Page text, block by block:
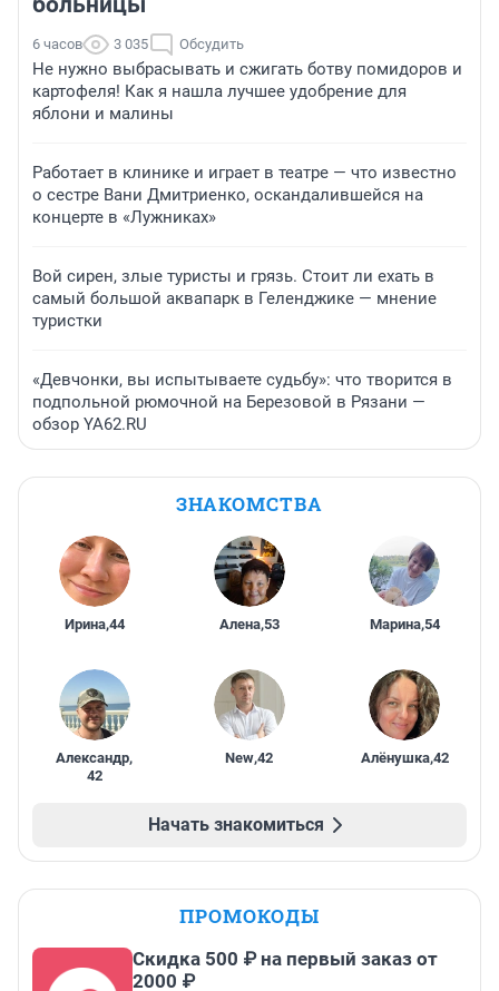
6 часов 3 035 Обсудить
Не нужно выбрасывать и сжигать ботву помидоров и
картофеля! Как я нашла лучшее удобрение для
яблони и малины
Работает в клинике и играет в театре — что известно
о сестре Вани Дмитриенко, оскандалившейся на
концерте в «Лужниках»
Вой сирен, злые туристы и грязь. Стоит ли ехать в
самый большой аквапарк в Геленджике — мнение
туристки
«Девчонки, вы испытываете судьбу»: что творится в
подпольной рюмочной на Березовой в Рязани —
обзор YA62.RU
ЗНАКОМСТВА
Ирина,44 Алена,53 Марина,54
Александр,
42
New,42 Алёнушка,42
Начать знакомиться
ПРОМОКОДЫ
Скидка 500 ₽ на первый заказ от
2000 ₽